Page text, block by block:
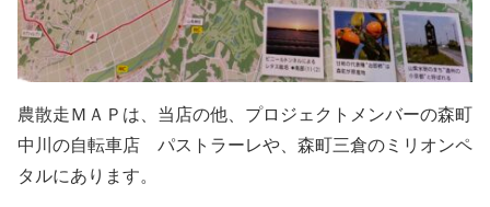
農散走ＭＡＰは、当店の他、プロジェクトメンバーの森町
中川の自転車店 パストラーレや、森町三倉のミリオンペ
タルにあります。